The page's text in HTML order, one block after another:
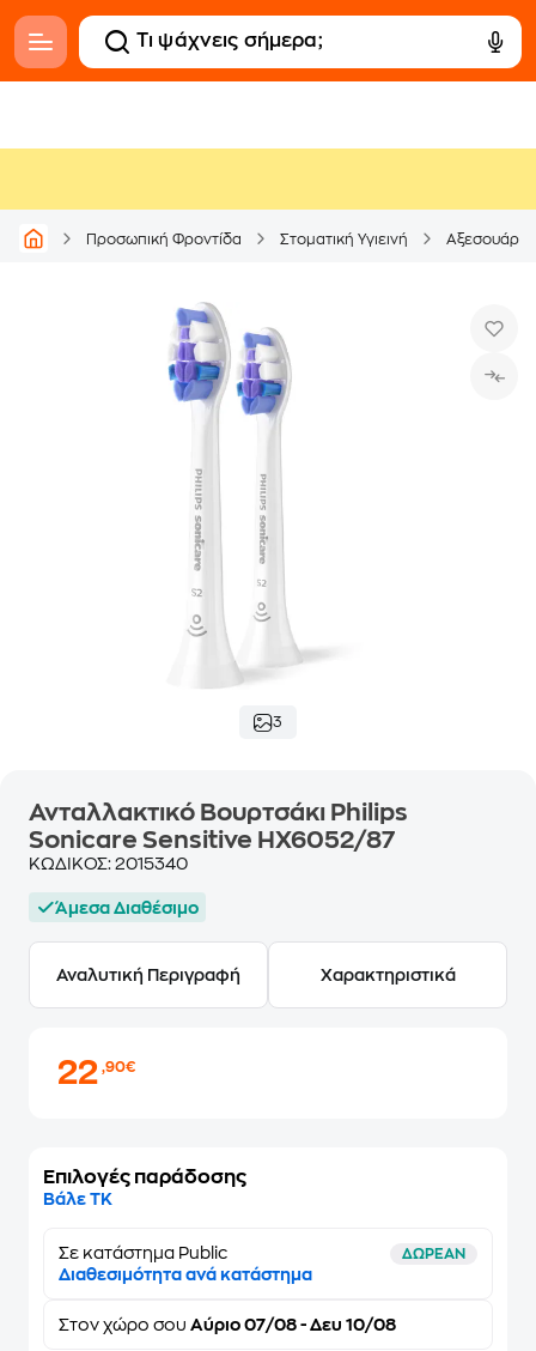
Προσωπική Φροντίδα Στοματική Υγιεινή Αξεσουάρ &
3
Ανταλλακτικό Βουρτσάκι Philips
Sonicare Sensitive HX6052/87
ΚΩΔΙΚΟΣ: 2015340
Άμεσα Διαθέσιμο
Αναλυτική Περιγραφή Χαρακτηριστικά
22,90€
Επιλογές παράδοσης
Βάλε ΤΚ
Σε κατάστημα Public ΔΩΡΕΑΝ
Διαθεσιμότητα ανά κατάστημα
Στον χώρο σου Αύριο 07/08 - Δευ 10/08